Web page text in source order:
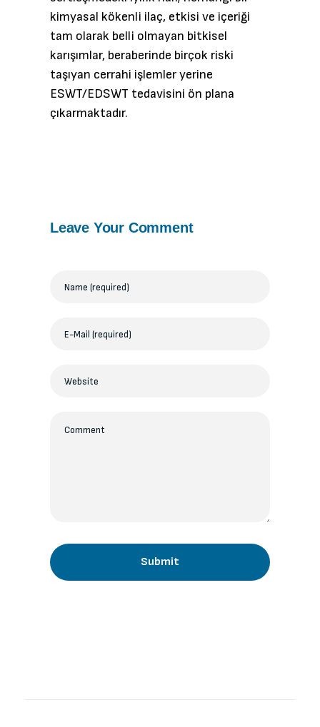
kimyasal kökenli ilaç, etkisi ve içeriği
tam olarak belli olmayan bitkisel
karışımlar, beraberinde birçok riski
taşıyan cerrahi işlemler yerine
ESWT/EDSWT tedavisini ön plana
çıkarmaktadır.
Leave Your Comment